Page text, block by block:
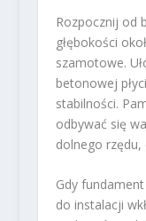
Rozpocznij od
głębokości
szamotowe.
betonowej
stabilności.
odbywać się
dolnego rzędu,
Gdy
do instalacji